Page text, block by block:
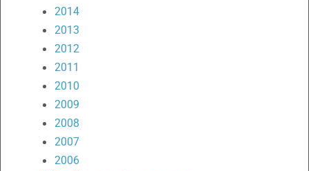
2014
2013
2012
2011
2010
2009
2008
2007
2006